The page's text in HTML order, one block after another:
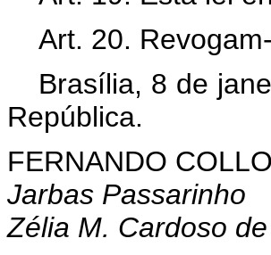
Art. 20.
Brasília, 8 de
República.
FERNANDO
Jarbas Passarinho
Zélia M. Cardoso